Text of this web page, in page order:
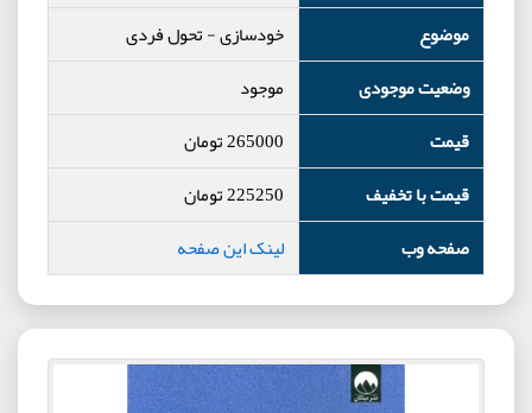
موضوع
خودسازی-تحول فردی
وضعیت موجودی
موجود
قیمت
265000تومان
قیمت با تخفیف
225250تومان
صفحه وب
لینک این صفحه